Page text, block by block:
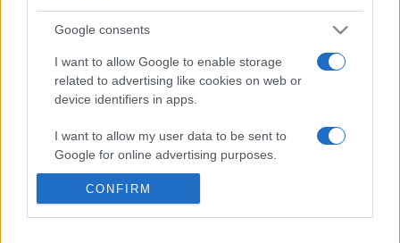
Google consents
I want to allow Google to enable storage
related to advertising like cookies on web or
device identifiers in apps.
I want to allow my user data to be sent to
Google for online advertising purposes.
I want to allow Google to send me
CONFIRM
is 2009-re halasztott megnyitóra csak később kerülhetne
MEGOSZTÁS